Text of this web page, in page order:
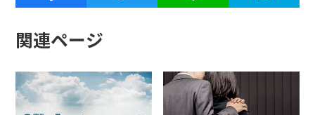
関連ページ